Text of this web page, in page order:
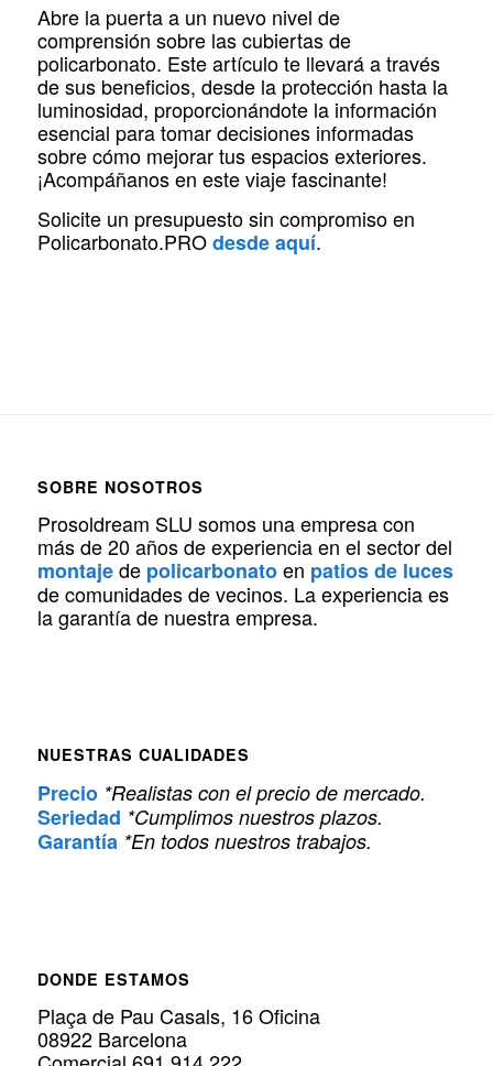
Abre la puerta a un nuevo nivel de
comprensión sobre las cubiertas de
policarbonato. Este artículo te llevará a través
de sus beneficios, desde la protección hasta la
luminosidad, proporcionándote la información
esencial para tomar decisiones informadas
sobre cómo mejorar tus espacios exteriores.
¡Acompáñanos en este viaje fascinante!
Solicite un presupuesto sin compromiso en
Policarbonato.PROdesde aquí.
SOBRE NOSOTROS
Prosoldream SLU somos una empresa con
más de 20 años de experiencia en el sector del
montajede policarbonatoen patios de luces
de comunidades de vecinos. La experiencia es
la garantía de nuestra empresa.
NUESTRAS CUALIDADES
Precio *Realistas con el precio de mercado.
Seriedad *Cumplimos nuestros plazos.
Garantía *En todos nuestros trabajos.
DONDE ESTAMOS
Plaça de Pau Casals, 16 Oficina
08922 Barcelona